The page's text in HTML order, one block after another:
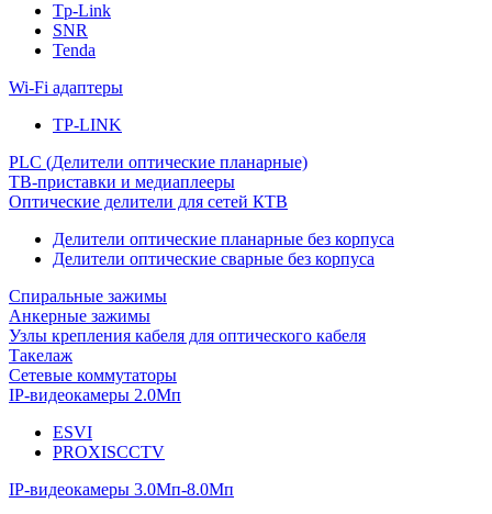
Tp-Link
SNR
Tenda
Wi-Fi адаптеры
TP-LINK
PLC (Делители оптические планарные)
ТВ-приставки и медиаплееры
Оптические делители для сетей КТВ
Делители оптические планарные без корпуса
Делители оптические сварные без корпуса
Спиральные зажимы
Анкерные зажимы
Узлы крепления кабеля для оптического кабеля
Такелаж
Сетевые коммутаторы
IP-видеокамеры 2.0Мп
ESVI
PROXISCCTV
IP-видеокамеры 3.0Мп-8.0Мп